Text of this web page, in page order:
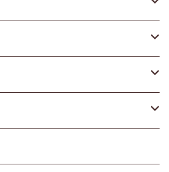
ングテーブル
ブル
タンド